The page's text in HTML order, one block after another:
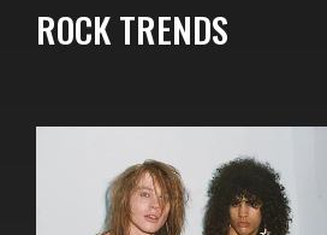
ROCK TRENDS